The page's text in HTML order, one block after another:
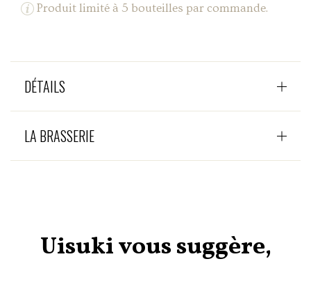
Produit limité à 5 bouteilles par commande.
DÉTAILS
LA BRASSERIE
Uisuki vous suggère,